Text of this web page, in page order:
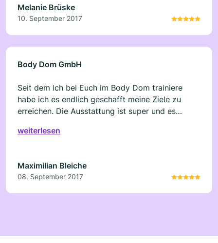
Melanie Brüske
10. September 2017
Body Dom GmbH
Seit dem ich bei Euch im Body Dom trainiere
habe ich es endlich geschafft meine Ziele zu
erreichen. Die Ausstattung ist super und es
zu kommen! Kann es jedem weiterempfehlen.
weiterlesen
Maximilian Bleiche
08. September 2017